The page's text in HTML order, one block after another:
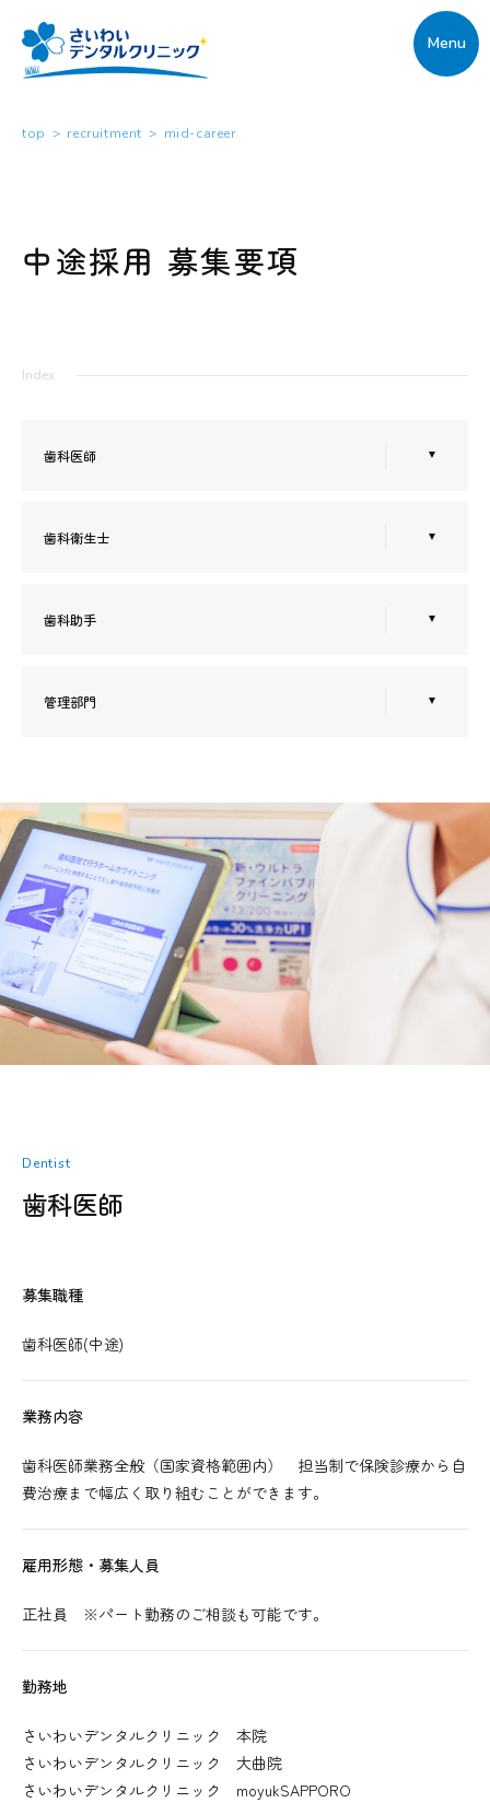
Menu
top > recruitment > mid-career
中途採用 募集要項
Index
歯科医師
歯科衛生士
歯科助手
管理部門
Dentist
歯科医師
募集職種
歯科医師(中途)
業務内容
歯科医師業務全般（国家資格範囲内） 担当制で保険診療から自
費治療まで幅広く取り組むことができます。
雇用形態・募集人員
正社員 ※パート勤務のご相談も可能です。
勤務地
さいわいデンタルクリニック 本院
さいわいデンタルクリニック 大曲院
さいわいデンタルクリニック moyukSAPPORO